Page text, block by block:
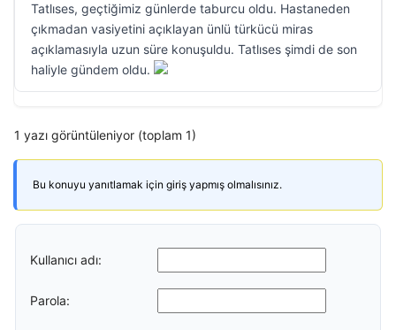
Tatlıses, geçtiğimiz günlerde taburcu oldu. Hastaneden
çıkmadan vasiyetini açıklayan ünlü türkücü miras
açıklamasıyla uzun süre konuşuldu. Tatlıses şimdi de son
haliyle gündem oldu.
1 yazı görüntüleniyor (toplam 1)
Bu konuyu yanıtlamak için giriş yapmış olmalısınız.
Kullanıcı adı:
Parola: